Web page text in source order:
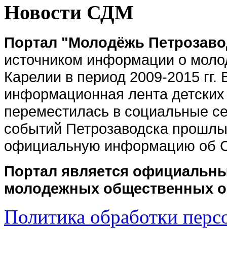
Новости СДМ
Портал "Молодёжь
источником информации о
Карелии в период 2009-2015 гг.
информационная лента
переместилась в социальные
событий Петрозаводска
официальную информацию об
Портал является
молодежных общественных
Политика обработки